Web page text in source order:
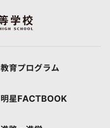
教育プログラム
明星FACTBOOK